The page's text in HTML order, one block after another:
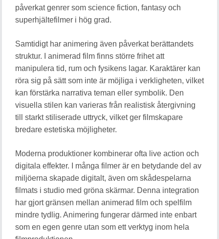
påverkat genrer som science fiction, fantasy och
superhjältefilmer i hög grad.
Samtidigt har animering även påverkat berättandets
struktur. I animerad film finns större frihet att
manipulera tid, rum och fysikens lagar. Karaktärer kan
röra sig på sätt som inte är möjliga i verkligheten, vilket
kan förstärka narrativa teman eller symbolik. Den
visuella stilen kan varieras från realistisk återgivning
till starkt stiliserade uttryck, vilket ger filmskapare
bredare estetiska möjligheter.
Moderna produktioner kombinerar ofta live action och
digitala effekter. I många filmer är en betydande del av
miljöerna skapade digitalt, även om skådespelarna
filmats i studio med gröna skärmar. Denna integration
har gjort gränsen mellan animerad film och spelfilm
mindre tydlig. Animering fungerar därmed inte enbart
som en egen genre utan som ett verktyg inom hela